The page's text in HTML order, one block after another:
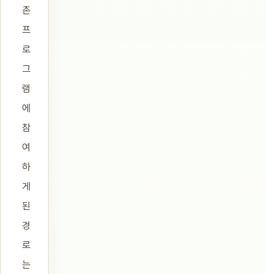
촌
프
로
그
램
에
참
여
하
게
된
경
로
는